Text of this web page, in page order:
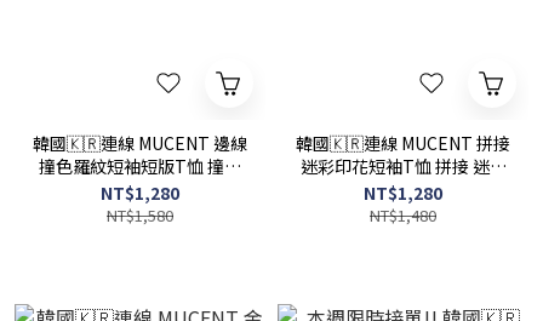
韓國🇰🇷連線 MUCENT 邊線
撞色羅紋短袖短版T恤 撞色
短袖 T恤 修身 短版 羅紋 3色
(任買兩件7-11免運)/預購
NT$1,280
NT$1,580
韓國🇰🇷連線 MUCENT 拼接
迷彩印花短袖T恤 拼接 迷彩
印花 短版 短袖 T恤 2色(任買
兩件7-11免運)/預購
NT$1,280
NT$1,480